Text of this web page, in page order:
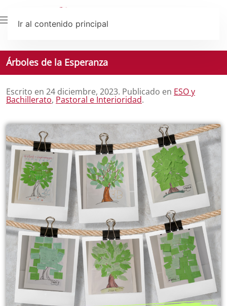
Ir al contenido principal
Árboles de la Esperanza
Escrito en 24 diciembre, 2023. Publicado en ESO y
Bachillerato, Pastoral e Interioridad.